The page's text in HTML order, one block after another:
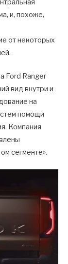
и, похоже,
от некоторых
Ford Ranger
вид внутри и
на
помощи
Компания
сегменте».